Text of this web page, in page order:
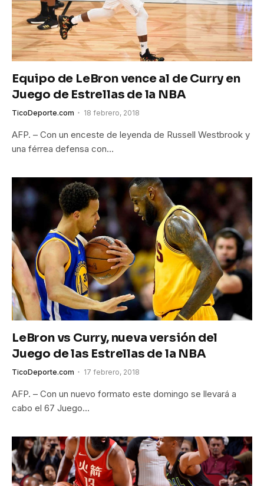
Equipo de LeBron vence al de Curry en
Juego de Estrellas de la NBA
TicoDeporte.com 18 febrero, 2018
AFP. – Con un enceste de leyenda de Russell Westbrook y
una férrea defensa con…
LeBron vs Curry, nueva versión del
Juego de las Estrellas de la NBA
TicoDeporte.com 17 febrero, 2018
AFP. – Con un nuevo formato este domingo se llevará a
cabo el 67 Juego…